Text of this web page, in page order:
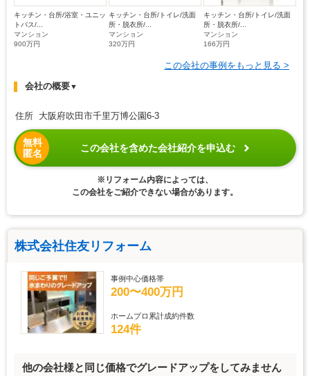
キッチン・台所/浴室・ユニッ
トバス/...
マンション
900万円
キッチン・台所/トイレ/洗面
所・脱衣所/...
マンション
320万円
キッチン・台所/トイレ/洗面
所・脱衣所/...
マンション
166万円
この会社の事例をもっと見る >
会社の概要▼
住所 大阪府吹田市千里万博公園6-3
無料
匿名
この会社を含めた会社紹介を申込む
※リフォーム内容によっては、
この会社をご紹介できない場合があります。
株式会社住友リフォーム
事例中心価格帯
200〜400万円
ホームプロ累計成約件数
124件
他の会社様と同じ価格でグレードアップをしてみません